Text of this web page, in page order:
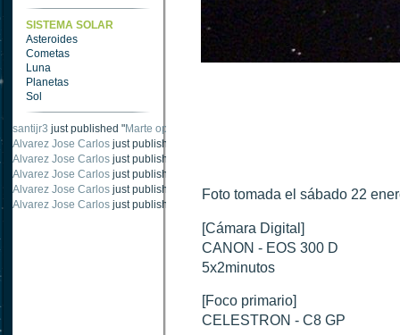
SISTEMA SOLAR
Asteroides
Cometas
Luna
Planetas
Sol
santijr3 just published "Marte oposición 2020
Alvarez Jose Carlos just published "
Alvarez Jose Carlos just published "
Alvarez Jose Carlos just published "
Alvarez Jose Carlos just published " Oposición Marte 28 Octubre 2020 ".
Alvarez Jose Carlos just published "
Foto tomada el sábado 22
[Cámara Digital]
CANON - EOS 300 D
5x2minutos
[Foco primario]
CELESTRON - C8 GP